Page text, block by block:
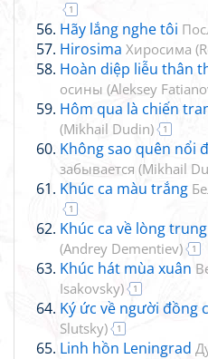
1
Hãy lắng nghe tôi
Hirosima Хиросима (
Hoàn diệp liễu thân
осины (Aleksey
Hôm qua là chiến
(Mikhail Dudin) 1
Không sao quên nổi
забывается (Mikhail
Khúc ca màu trắng
1
Khúc ca về lòng
(Andrey Dementiev) 1
Khúc hát mùa xuân
Isakovsky) 1
Ký ức về người đồng
Slutsky) 1
Linh hồn Leningrad